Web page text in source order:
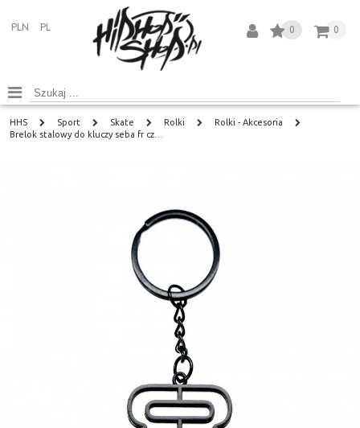
PLN PL 0
0
HHS Sport Skate Rolki
Rolki - Akcesoria
Brelok stalowy do kluczy seba fr cz…